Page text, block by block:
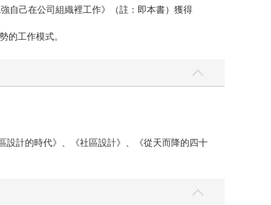
自己在公司組織裡工作》（註：即本書）獲得
的工作模式。
設計的時代》、《社區設計》、《從天而降的四十